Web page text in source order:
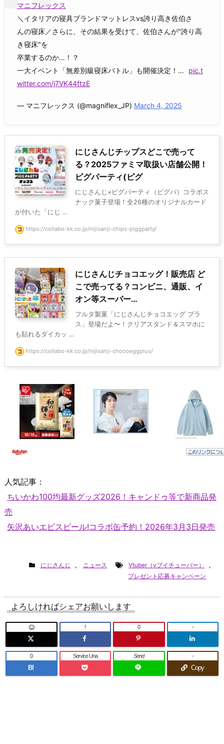
マニフレックス
＼イタリアの寝具ブランドマットレスvs誇り高き佐伯さ
んの寝床／さらに、その結果を受けて、佐伯さんが"誇り高
き寝床"を
卒業するのか…！？
一大イベント「無差別級寝床バトル」も開催決定！…
pic.t
witter.com/j7VK44ftzE
— マニフレックス (@magniflex_JP) March 4, 2025
にじさんじチップスどこで売って
る？2025ファミマ取扱い店舗公開！
ピグパーティ(ピグ
にじさんじ×ピグパーティ（ピグパ）コラボス
ナック菓子登場！全26種のオリジナルカード
が付いた「にじ ...
https://collabo-kk.co.jp/nijisanji-chips-piggparty/
にじさんじチョコエッグ！販売店 ど
こで売ってる？コンビニ、通販、イ
オン等スーパー…
フルタ製菓「にじさんじチョコエッグ プラ
ス」登場だよ〜！クリアスタンド＆スマホに
も貼れるダイカッ ...
https://collabo-kk.co.jp/nijisanji-chocoeggplus/
人気記事：
ちいかわ100均最新グッズ2026！キャンドゥ等で新商品発
売
矢沢あいエビスビール!コラボ缶予約！2026年3月3日発売
にじさんじ , ニュース Vtuber（vブイチューバー）
,
プレゼント応募キャンペーン
よろしければシェアお願いします
! 0 -
B!
0 Service Una Send
Copy
-